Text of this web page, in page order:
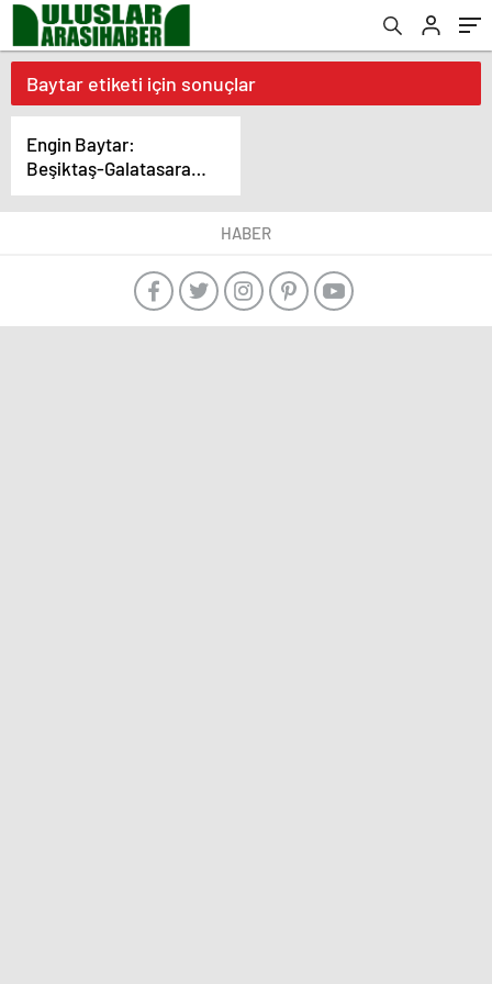
Baytar etiketi için sonuçlar
Engin Baytar:
Beşiktaş-Galatasaray
derbisinde favori
Galatasaray
HABER